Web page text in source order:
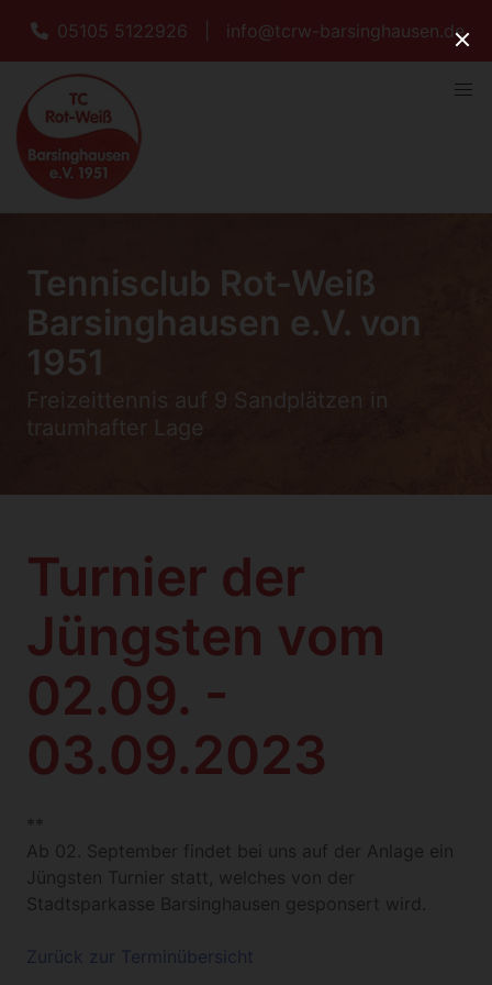
05105 5122926 info@tcrw-barsinghausen.de
Tennisclub Rot-Weiß
Barsinghausen e.V. von
1951
Freizeittennis auf 9 Sandplätzen in
traumhafter Lage
Turnier der
Jüngsten vom
02.09. -
03.09.2023
**
Ab 02. September findet bei uns auf der Anlage ein
Jüngsten Turnier statt, welches von der
Stadtsparkasse Barsinghausen gesponsert wird.
Zurück zur Terminübersicht